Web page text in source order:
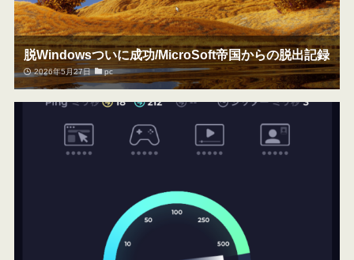
脱Windowsついに成功/MicroSoft帝国からの脱出記録
2026年5月27日 pc